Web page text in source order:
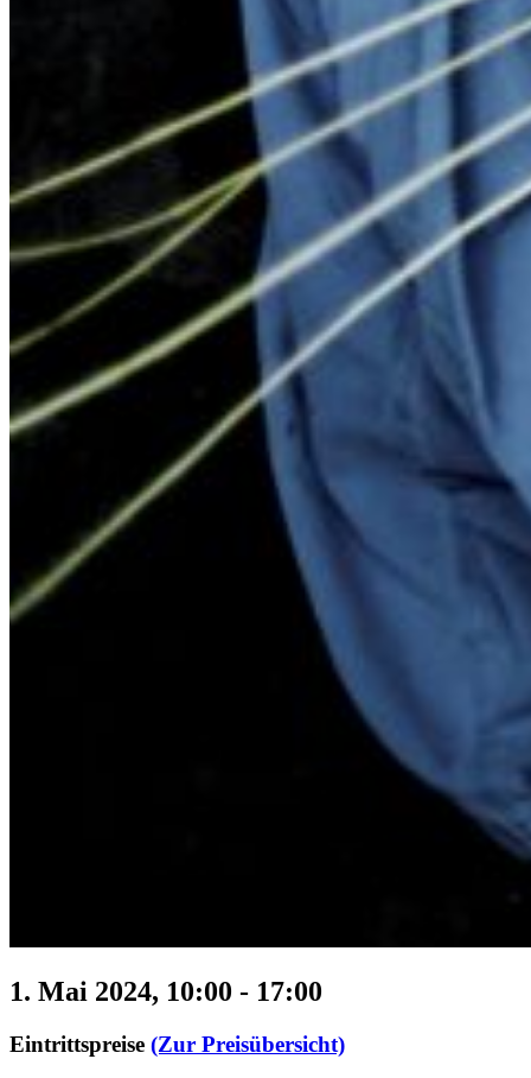
1. Mai 2024, 10:00 - 17:00
Eintrittspreise (Zur Preisübersicht)